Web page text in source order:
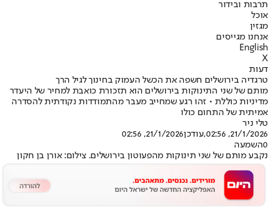
תרבות ובידור
אוכל
מגזין
אנחנו מגייסים
English
X
דעות
טרגדיה בירושלים חשפה את הכשל העמוק בחינוך לגיל הרך
מותם של שני התינוקות בירושלים הוא תזכורת כואבת למחיר של היעדר
מדיניות כוללת • זהו רגע שמחייב מעבר מהתמודדות נקודתית להסדרה
אמיתית של התחום כולו
טלי ניר
21/1/2026, 02:56
,עודכן21/1/2026, 02:56
0השמעה
נקבע מותם של שני תינוקות מהפעוטון בירושלים. צילום: אורן בן חקון